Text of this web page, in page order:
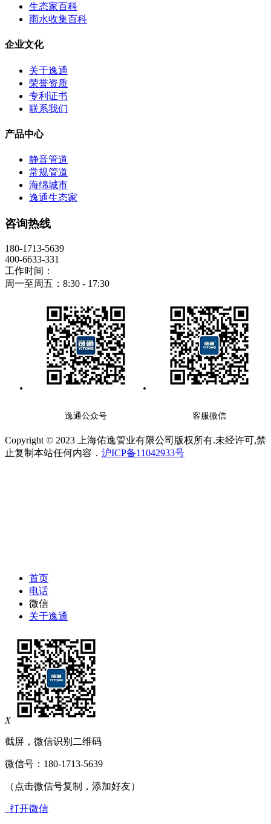
生态家百科
雨水收集百科
企业文化
关于逸通
荣誉资质
专利证书
联系我们
产品中心
静音管道
常规管道
海绵城市
逸通生态家
咨询热线
180-1713-5639
400-6633-331
工作时间：
周一至周五：8:30 - 17:30
逸通公众号 客服微信
Copyright © 2023 上海佑逸管业有限公司版权所有.未经许可,禁
止复制本站任何内容． 沪ICP备11042933号
首页
电话
微信
关于逸通
X
截屏，微信识别二维码
微信号： 180-1713-5639
（点击微信号复制，添加好友）
打开微信